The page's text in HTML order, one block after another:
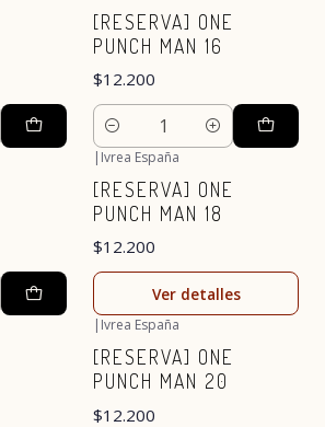
[RESERVA] ONE
PUNCH MAN 16
$12.200
Cantidad
| Ivrea España
[RESERVA] ONE
PUNCH MAN 18
$12.200
Ver detalles
| Ivrea España
[RESERVA] ONE
PUNCH MAN 20
$12.200